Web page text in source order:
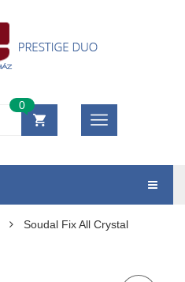
0
Soudal Fix All Crystal